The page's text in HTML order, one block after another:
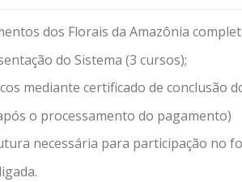
dos Florais da Amazônia
do Sistema (3 cursos);
mediante certificado de conclusão
o processamento do pagamento)
necessária para participação no